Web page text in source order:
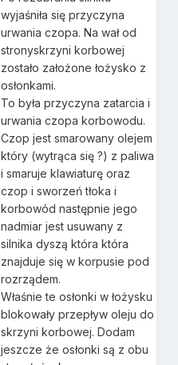
wyjaśniła się przyczyna
urwania czopa. Na wał od
stronyskrzyni korbowej
zostało założone łożysko z
osłonkami.
To była przyczyna zatarcia i
urwania czopa korbowodu.
Czop jest smarowany olejem
który (wytrąca się ?) z paliwa
i smaruje klawiaturę oraz
czop i sworzeń tłoka i
korbowód następnie jego
nadmiar jest usuwany z
silnika dyszą która która
znajduje się w korpusie pod
rozrządem.
Właśnie te osłonki w łożysku
blokowały przepływ oleju do
skrzyni korbowej. Dodam
jeszcze że osłonki są z obu